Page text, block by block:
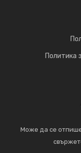
Политика
Може да се